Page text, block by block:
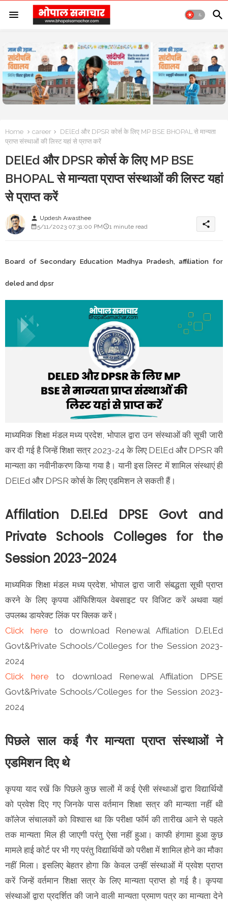
Home career
DElEd और DPSR कोर्स के लिए MP BSE BHOPAL से मान्यता
प्राप्त संस्थाओं की लिस्ट यहां से प्राप्त करें
DElEd और DPSR कोर्स के लिए MP BSE
BHOPAL से मान्यता प्राप्त संस्थाओं की लिस्ट यहां
से प्राप्त करें
person Updesh Awasthee
5/11/2023 07:31:00 PM
1 minute read share
Board of Secondary Education Madhya Pradesh, affiliation for
deled and dpsr
माध्यमिक शिक्षा मंडल मध्य प्रदेश, भोपाल द्वारा उन संस्थाओं की सूची जारी
कर दी गई है जिन्हें शिक्षा सत्र 2023-24 के लिए DElEd और DPSR की
मान्यता का नवीनीकरण किया गया है। यानी इस लिस्ट में शामिल संस्थाएं ही
DElEd और DPSR कोर्स के लिए एडमिशन ले सकती हैं।
Affilation D.El.Ed DPSE Govt and
Private Schools Colleges for the
Session 2023-2024
माध्यमिक शिक्षा मंडल मध्य प्रदेश, भोपाल द्वारा जारी संबद्धता सूची प्राप्त
करने के लिए कृपया ऑफिशियल वेबसाइट पर विजिट करें अथवा यहां
उपलब्ध डायरेक्ट लिंक पर क्लिक करें।
Click here to download Renewal Affilation D.El.Ed
Govt&Private Schools/Colleges for the Session 2023-
2024
Click here to download Renewal Affilation DPSE
Govt&Private Schools/Colleges for the Session 2023-
2024
पिछले साल कई गैर मान्यता प्राप्त संस्थाओं ने
एडमिशन दिए थे
कृपया याद रखें कि पिछले कुछ सालों में कई ऐसी संस्थाओं द्वारा विद्यार्थियों
को प्रवेश दिए गए जिनके पास वर्तमान शिक्षा सत्र की मान्यता नहीं थी
कॉलेज संचालकों को विश्वास था कि परीक्षा फॉर्म की तारीख आने से पहले
तक मान्यता मिल ही जाएगी परंतु ऐसा नहीं हुआ। काफी हंगामा हुआ कुछ
मामले हाई कोर्ट पर भी गए परंतु विद्यार्थियों को परीक्षा में शामिल होने का मौका
नहीं मिला। इसलिए बेहतर होगा कि केवल उन्हीं संस्थाओं में प्रवेश प्राप्त
करें जिन्हें वर्तमान शिक्षा सत्र के लिए मान्यता प्राप्त हो गई है। कृपया
संस्थाओं द्वारा प्रदर्शित की जाने वाली मान्यता प्रमाण पत्र का मान्यता देने